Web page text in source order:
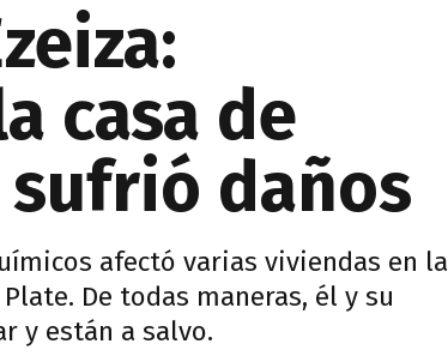
casa de
sufrió daños
afectó varias viviendas en la
De todas maneras, él y su
y están a salvo.